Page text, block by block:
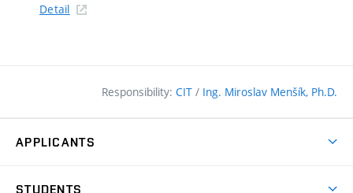
Detail
Responsibility: CIT / Ing. Miroslav Menšík, Ph.D.
APPLICANTS
STUDENTS